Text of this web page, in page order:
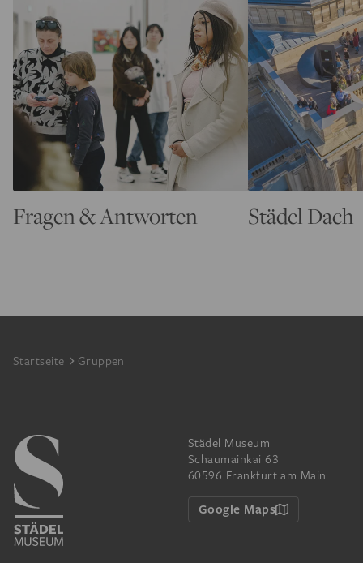
Fragen & Antworten Städel Dach
Footer
Startseite Gruppen
Städel Museum
Schaumainkai 63
60596 Frankfurt am Main
Google Maps